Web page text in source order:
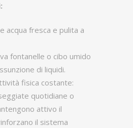
acqua fresca e pulita a
fontanelle o cibo umido
di liquidi.
fisica costante:
quotidiane o
attivo il
il sistema